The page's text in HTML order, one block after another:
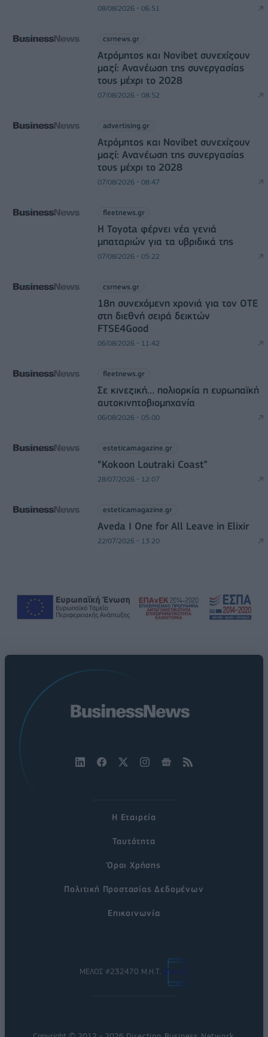
08/08/2026 - 06:51
csrnews.gr
Ατρόμητος και Novibet συνεχίζουν
μαζί: Ανανέωση της συνεργασίας
τους μέχρι το 2028
07/08/2026 - 08:52
advertising.gr
Ατρόμητος και Novibet συνεχίζουν
μαζί: Ανανέωση της συνεργασίας
τους μέχρι το 2028
07/08/2026 - 08:47
fleetnews.gr
Η Toyota φέρνει νέα γενιά
μπαταριών για τα υβριδικά της
07/08/2026 - 05:22
csrnews.gr
18η συνεχόμενη χρονιά για τον ΟΤΕ
στη διεθνή σειρά δεικτών
FTSE4Good
06/08/2026 - 11:42
fleetnews.gr
Σε κινεζική… πολιορκία η ευρωπαϊκή
αυτοκινητοβιομηχανία
06/08/2026 - 05:00
esteticamagazine.gr
“Kokoon Loutraki Coast”
28/07/2026 - 12:07
esteticamagazine.gr
Aveda I One for All Leave in Elixir
22/07/2026 - 13:20
Η Εταιρεία
Ταυτότητα
Όροι Χρήσης
Πολιτική Προστασίας Δεδομένων
Επικοινωνία
ΜΕΛΟΣ #232470 Μ.Η.Τ.